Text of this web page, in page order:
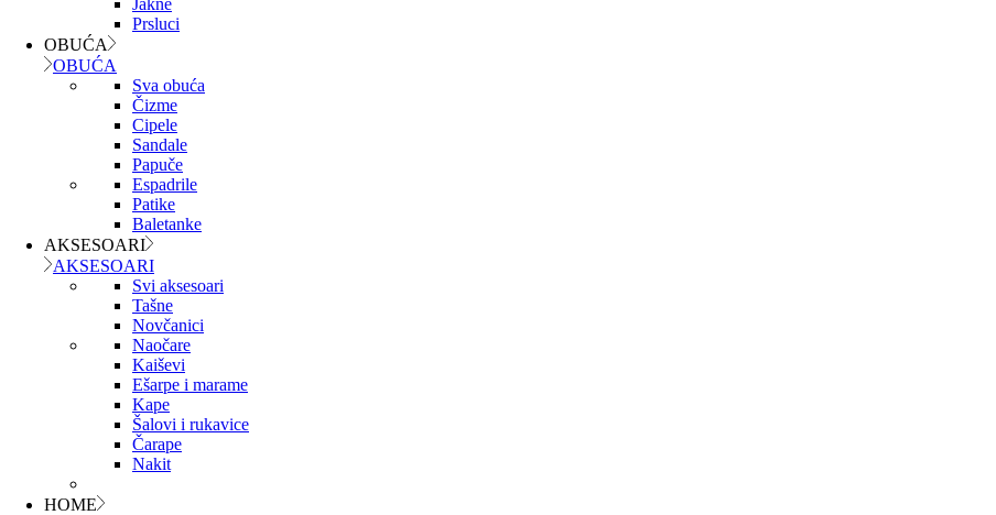
Jakne
Prsluci
OBUĆA
OBUĆA
Sva obuća
Čizme
Cipele
Sandale
Papuče
Espadrile
Patike
Baletanke
AKSESOARI
AKSESOARI
Svi aksesoari
Tašne
Novčanici
Naočare
Kaiševi
Ešarpe i marame
Kape
Šalovi i rukavice
Čarape
Nakit
HOME